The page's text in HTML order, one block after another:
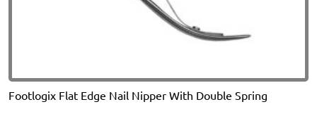
Footlogix Flat Edge Nail Nipper With Double Spring